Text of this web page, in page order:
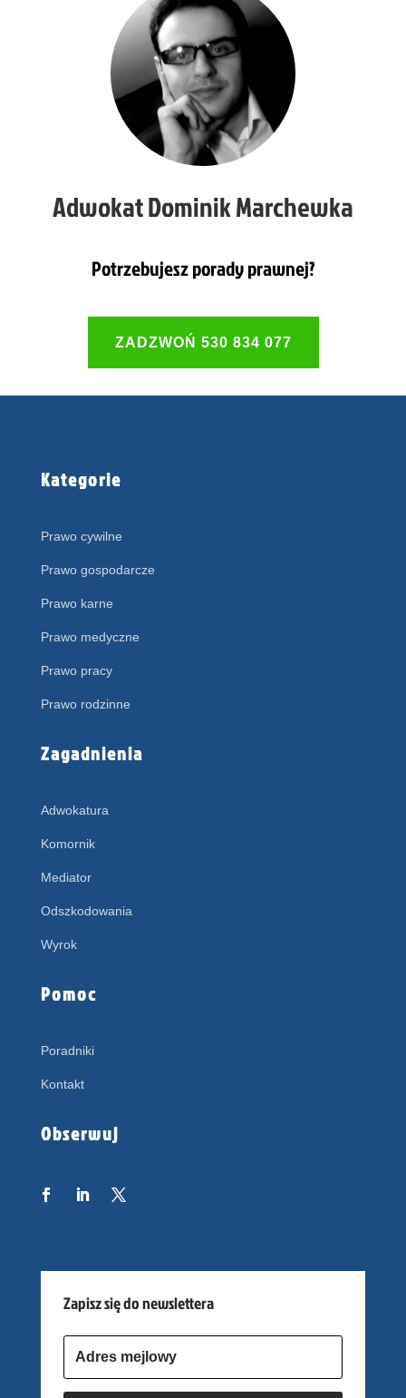
Adwokat Dominik Marchewka
Potrzebujesz porady prawnej?
ZADZWOŃ 530 834 077
Kategorie
Prawo cywilne
Prawo gospodarcze
Prawo karne
Prawo medyczne
Prawo pracy
Prawo rodzinne
Zagadnienia
Adwokatura
Komornik
Mediator
Odszkodowania
Wyrok
Pomoc
Poradniki
Kontakt
Obserwuj
Zapisz się do newslettera